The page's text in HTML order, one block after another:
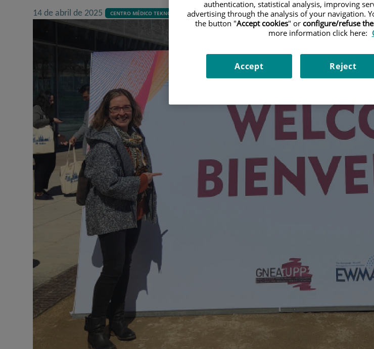
14 de abril de 2025 CENTRO MÉDICO TEKNON
authentication, statistical analysis, improving
advertising through the analysis of your navigation.
the button "Accept cookies" or configure/refuse
more information click here:
Reject
Accept